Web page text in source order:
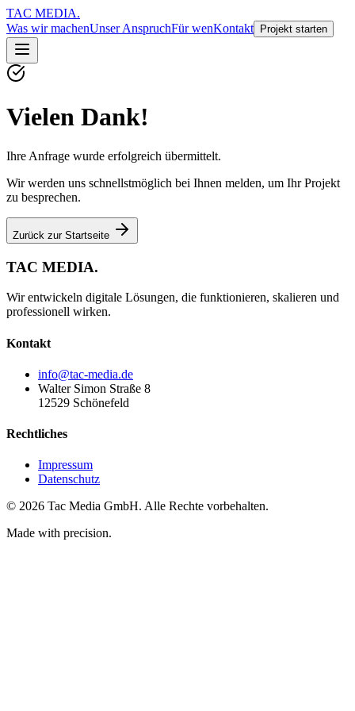
TAC MEDIA.
Was wir machenUnser AnspruchFür wenKontakt Projekt starten
Vielen Dank!
Ihre Anfrage wurde erfolgreich übermittelt.
Wir werden uns schnellstmöglich bei Ihnen melden, um Ihr Projekt
zu besprechen.
Zurück zur Startseite
TAC MEDIA.
Wir entwickeln digitale Lösungen, die funktionieren, skalieren und
professionell wirken.
Kontakt
info@tac-media.de
Walter Simon Straße 8
12529 Schönefeld
Rechtliches
Impressum
Datenschutz
© 2026 Tac Media GmbH. Alle Rechte vorbehalten.
Made with precision.